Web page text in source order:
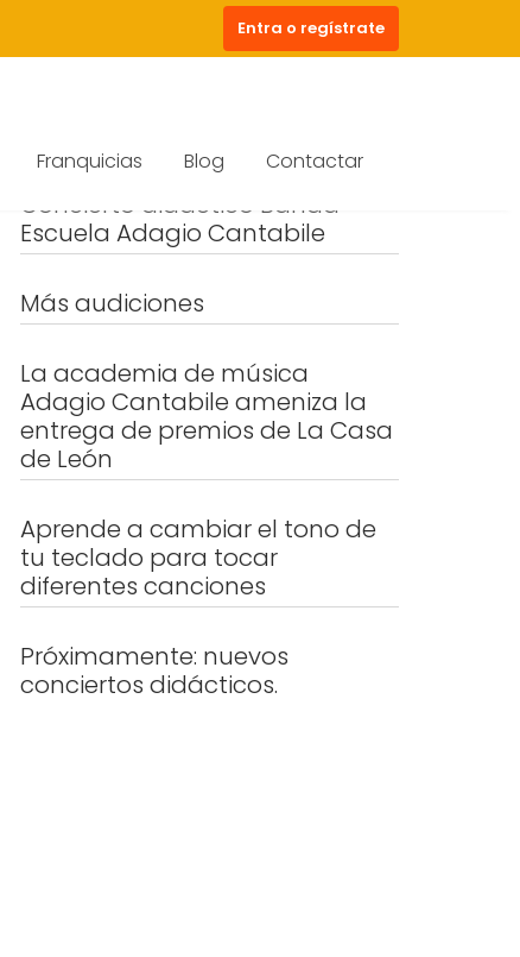
Entra o regístrate
Franquicias Blog Contactar
Concierto didáctico Banda
Escuela Adagio Cantabile
Más audiciones
La academia de música
Adagio Cantabile ameniza la
entrega de premios de La Casa
de León
Aprende a cambiar el tono de
tu teclado para tocar
diferentes canciones
Próximamente: nuevos
conciertos didácticos.